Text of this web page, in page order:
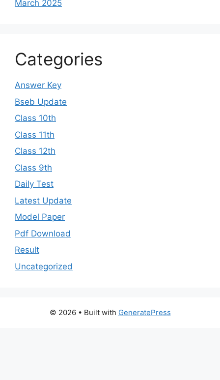
March 2025
Categories
Answer Key
Bseb Update
Class 10th
Class 11th
Class 12th
Class 9th
Daily Test
Latest Update
Model Paper
Pdf Download
Result
Uncategorized
© 2026 • Built with GeneratePress